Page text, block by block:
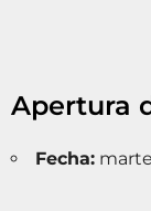
Apertura
Fecha: